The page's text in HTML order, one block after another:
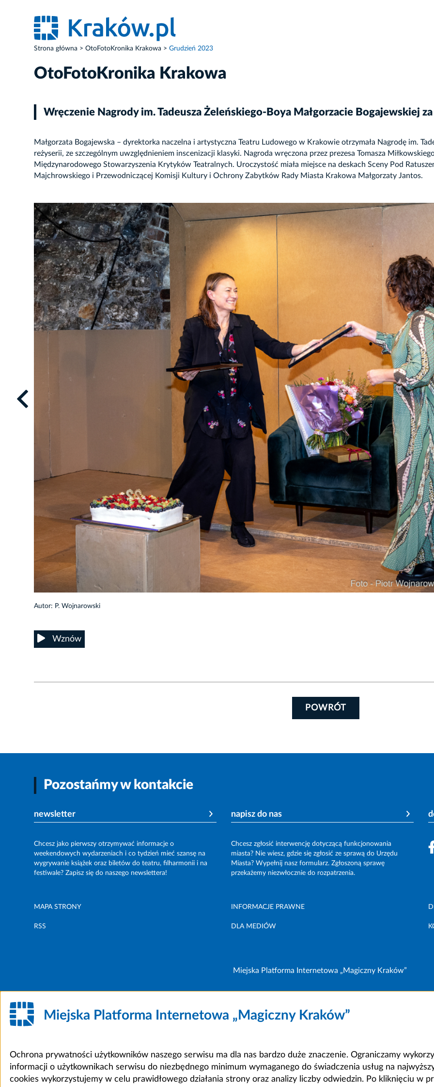
Strona główna OtoFotoKronika Krakowa Grudzień 2023
OtoFotoKronika Krakowa
Wręczenie Nagrody im. Tadeusza Żeleńskiego-Boya Małgorzacie Bogajewskiej
Małgorzata Bogajewska – dyrektorka naczelna i artystyczna Teatru Ludowego w Krakowie otrzymała Nagrodę im.
reżyserii, ze szczególnym uwzględnieniem inscenizacji klasyki. Nagroda wręczona przez prezesa Tomasza
Międzynarodowego Stowarzyszenia Krytyków Teatralnych. Uroczystość miała miejsce na deskach Sceny Pod
Majchrowskiego i Przewodniczącej Komisji Kultury i Ochrony Zabytków Rady Miasta Krakowa Małgorzaty Jantos.
Autor: P. Wojnarowski
Wznów
POWRÓT
Pozostańmy w kontakcie
newsletter
Chcesz jako pierwszy otrzymywać informacje o
weekendowych wydarzeniach i co tydzień mieć szansę na
wygrywanie książek oraz biletów do teatru, filharmonii i na
festiwale? Zapisz się do naszego newslettera!
napisz do nas
Chcesz zgłosić interwencję dotyczącą funkcjonowania
miasta? Nie wiesz, gdzie się zgłosić ze sprawą do Urzędu
Miasta? Wypełnij nasz formularz. Zgłoszoną sprawę
przekażemy niezwłocznie do rozpatrzenia.
MAPA STRONY INFORMACJE PRAWNE
RSS DLA MEDIÓW
Miejska Platforma Internetowa „Magiczny Kraków”
Miejska Platforma Internetowa „Magiczny Kraków”
Ochrona prywatności użytkowników naszego serwisu ma dla nas bardzo duże znaczenie. Ograniczamy
informacji o użytkownikach serwisu do niezbędnego minimum wymaganego do świadczenia usług na
cookies wykorzystujemy w celu prawidłowego działania strony oraz analizy liczby odwiedzin. Po kliknięciu w